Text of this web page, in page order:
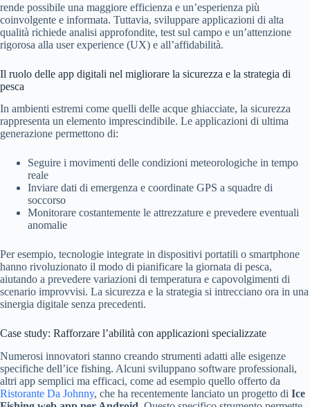
rende possibile una maggiore efficienza e un’esperienza più
coinvolgente e informata. Tuttavia, sviluppare applicazioni di alta
qualità richiede analisi approfondite, test sul campo e un’attenzione
rigorosa alla user experience (UX) e all’affidabilità.
Il ruolo delle app digitali nel migliorare la sicurezza e la strategia di
pesca
In ambienti estremi come quelli delle acque ghiacciate, la sicurezza
rappresenta un elemento imprescindibile. Le applicazioni di ultima
generazione permettono di:
Seguire i movimenti delle condizioni meteorologiche in tempo
reale
Inviare dati di emergenza e coordinate GPS a squadre di
soccorso
Monitorare costantemente le attrezzature e prevedere eventuali
anomalie
Per esempio, tecnologie integrate in dispositivi portatili o smartphone
hanno rivoluzionato il modo di pianificare la giornata di pesca,
aiutando a prevedere variazioni di temperatura e capovolgimenti di
scenario improvvisi. La sicurezza e la strategia si intrecciano ora in una
sinergia digitale senza precedenti.
Case study: Rafforzare l’abilità con applicazioni specializzate
Numerosi innovatori stanno creando strumenti adatti alle esigenze
specifiche dell’ice fishing. Alcuni sviluppano software professionali,
altri app semplici ma efficaci, come ad esempio quello offerto da
Ristorante Da Johnny, che ha recentemente lanciato un progetto di Ice